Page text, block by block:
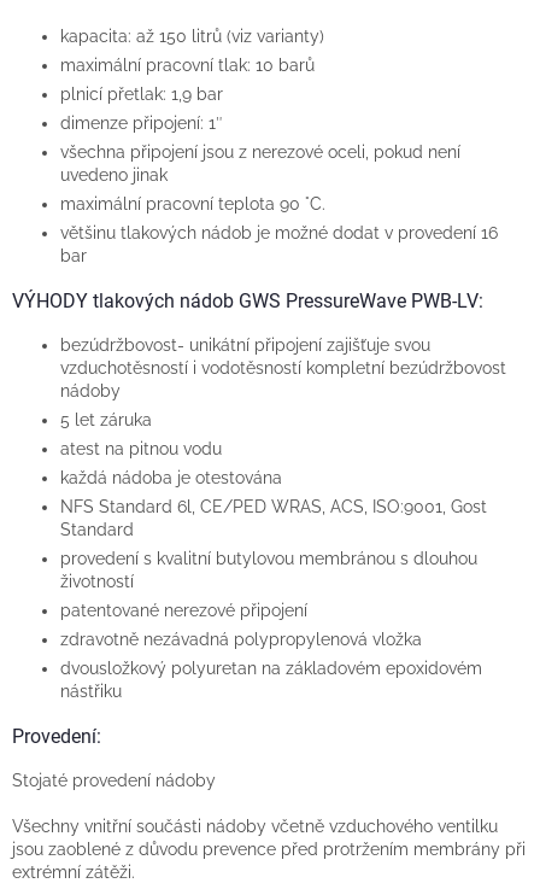
kapacita: až 150 litrů (viz varianty)
maximální pracovní tlak: 10 barů
plnicí přetlak: 1,9 bar
dimenze připojení: 1″
všechna připojení jsou z nerezové oceli, pokud není
uvedeno jinak
maximální pracovní teplota 90 °C.
většinu tlakových nádob je možné dodat v provedení 16
bar
VÝHODY tlakových nádob GWS PressureWave PWB-LV:
bezúdržbovost- unikátní připojení zajišťuje svou
vzduchotěsností i vodotěsností kompletní bezúdržbovost
nádoby
5 let záruka
atest na pitnou vodu
každá nádoba je otestována
NFS Standard 6l, CE/PED WRAS, ACS, ISO:9001, Gost
Standard
provedení s kvalitní butylovou membránou s dlouhou
životností
patentované nerezové připojení
zdravotně nezávadná polypropylenová vložka
dvousložkový polyuretan na základovém epoxidovém
nástřiku
Provedení:
Stojaté provedení nádoby
Všechny vnitřní součásti nádoby včetně vzduchového ventilku
jsou zaoblené z důvodu prevence před protržením membrány při
extrémní zátěži.